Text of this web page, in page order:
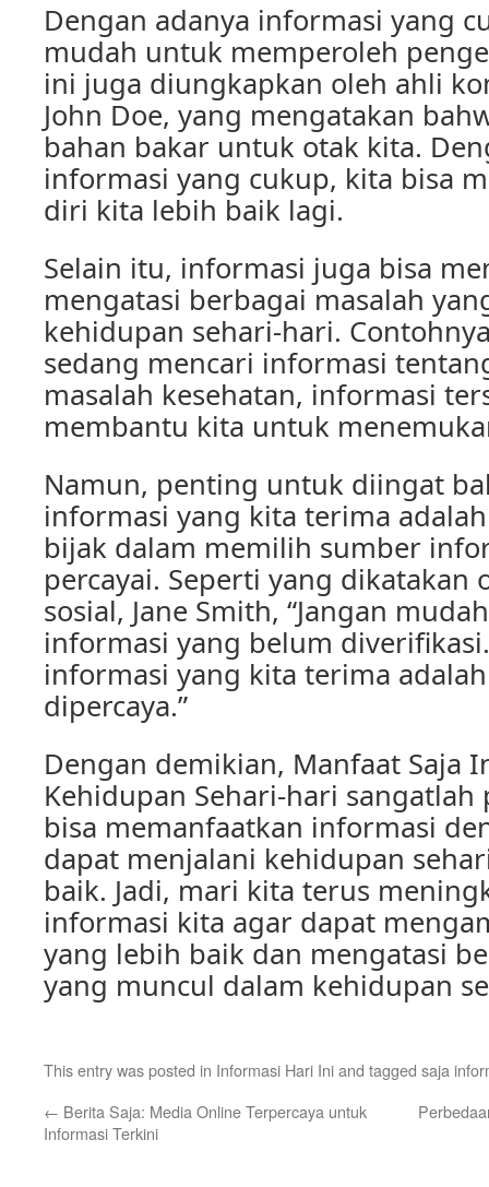
Dengan adanya informasi yang
mudah untuk memperoleh
ini juga diungkapkan oleh ahli
John Doe, yang mengatakan
bahan bakar untuk otak kita.
informasi yang cukup, kita bisa
diri kita lebih baik lagi.
Selain itu, informasi juga bisa
mengatasi berbagai masalah
kehidupan sehari-hari.
sedang mencari informasi
masalah kesehatan, informasi
membantu kita untuk
Namun, penting untuk diingat
informasi yang kita terima
bijak dalam memilih sumber
percayai. Seperti yang dikatakan
sosial, Jane Smith, “Jangan
informasi yang belum
informasi yang kita terima
dipercaya.”
Dengan demikian, Manfaat Saja
Kehidupan Sehari-hari
bisa memanfaatkan informasi
dapat menjalani kehidupan
baik. Jadi, mari kita terus
informasi kita agar dapat
yang lebih baik dan mengatasi
yang muncul dalam kehidupan
This entry was posted in Informasi Hari Iniand tagged saja
← Berita Saja: Media Online Terpercaya untuk
Informasi Terkini